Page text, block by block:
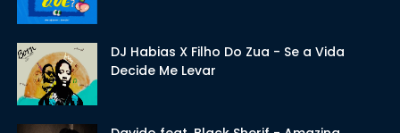
DJ Habias X Filho Do Zua - Se a Vida
Decide Me Levar